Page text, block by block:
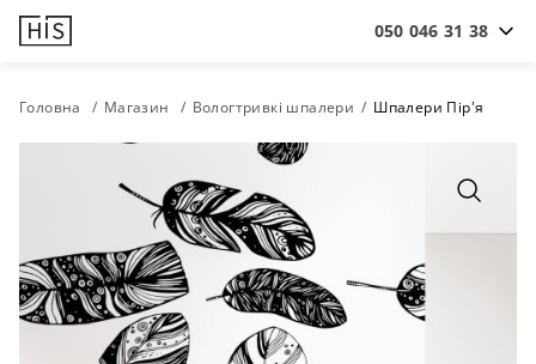
050 046 31 38
Головна Магазин Вологтривкі шпалери Шпалери Пір'я